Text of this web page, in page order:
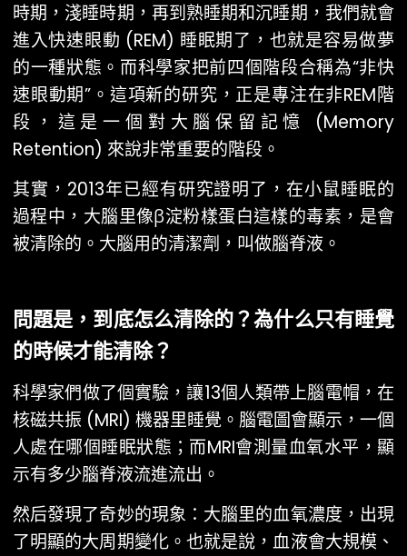
時期，淺睡時期，再到熟睡期和沉睡期，我們就會
進入快速眼動 (REM) 睡眠期了，也就是容易做夢
的一種狀態。而科學家把前四個階段合稱為“非快
速眼動期”。這項新的研究，正是專注在非REM階
段，這是一個對大腦保留記憶 (Memory
Retention) 來說非常重要的階段。
其實，2013年已經有研究證明了，在小鼠睡眠的
過程中，大腦里像β淀粉樣蛋白這樣的毒素，是會
被清除的。大腦用的清潔劑，叫做腦脊液。
問題是，到底怎么清除的？為什么只有睡覺
的時候才能清除？
科學家們做了個實驗，讓13個人類帶上腦電帽，在
核磁共振 (MRI) 機器里睡覺。腦電圖會顯示，一個
人處在哪個睡眠狀態；而MRI會測量血氧水平，顯
示有多少腦脊液流進流出。
然后發現了奇妙的現象：大腦里的血氧濃度，出現
了明顯的大周期變化。也就是說，血液會大規模、